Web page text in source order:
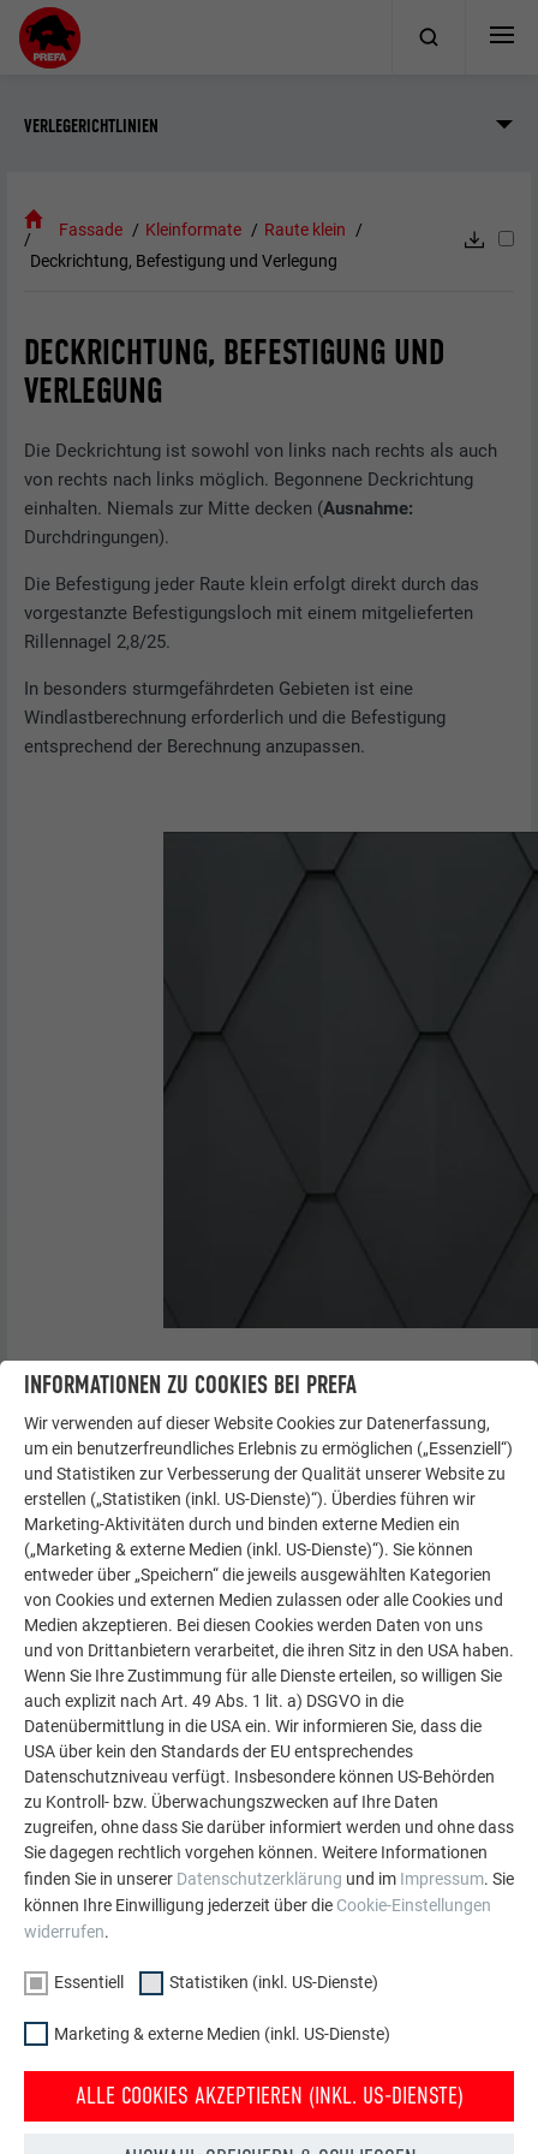
VERLEGERICHTLINIEN
Fassade Kleinformate
Raute klein
Deckrichtung, Befestigung und Verlegung
DECKRICHTUNG, BEFESTIGUNG UND
VERLEGUNG
Die Deckrichtung ist sowohl von links nach rechts als auch
von rechts nach links möglich. Begonnene Deckrichtung
einhalten. Niemals zur Mitte decken (Ausnahme:
Durchdringungen).
Die Befestigung jeder Raute klein erfolgt direkt durch das
vorgestanzte Befestigungsloch mit einem mitgelieferten
Rillennagel 2,8/25.
In besonders sturmgefährdeten Gebieten ist eine
Windlastberechnung erforderlich und die Befestigung
entsprechend der Berechnung anzupassen.
Deckrichtung und Befestigung
INFORMATIONEN ZU COOKIES BEI PREFA
Wir verwenden auf dieser Website Cookies zur Datenerfassung,
um ein benutzerfreundliches Erlebnis zu ermöglichen („Essenziell“)
und Statistiken zur Verbesserung der Qualität unserer Website zu
erstellen („Statistiken (inkl. US-Dienste)“). Überdies führen wir
Marketing-Aktivitäten durch und binden externe Medien ein
(„Marketing & externe Medien (inkl. US-Dienste)“). Sie können
entweder über „Speichern“ die jeweils ausgewählten Kategorien
von Cookies und externen Medien zulassen oder alle Cookies und
Medien akzeptieren. Bei diesen Cookies werden Daten von uns
und von Drittanbietern verarbeitet, die ihren Sitz in den USA haben.
Wenn Sie Ihre Zustimmung für alle Dienste erteilen, so willigen Sie
auch explizit nach Art. 49 Abs. 1 lit. a) DSGVO in die
Datenübermittlung in die USA ein. Wir informieren Sie, dass die
USA über kein den Standards der EU entsprechendes
Datenschutzniveau verfügt. Insbesondere können US-Behörden
zu Kontroll- bzw. Überwachungszwecken auf Ihre Daten
zugreifen, ohne dass Sie darüber informiert werden und ohne dass
Sie dagegen rechtlich vorgehen können. Weitere Informationen
finden Sie in unserer Datenschutzerklärung und im Impressum. Sie
können Ihre Einwilligung jederzeit über die Cookie-Einstellungen
widerrufen.
Essentiell Statistiken (inkl. US-Dienste)
Marketing & externe Medien (inkl. US-Dienste)
ALLE COOKIES AKZEPTIEREN (INKL. US-DIENSTE)